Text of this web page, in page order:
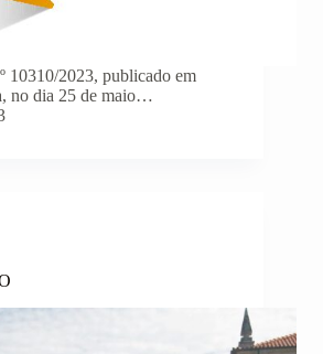
10310/2023, publicado em
no dia 25 de maio…